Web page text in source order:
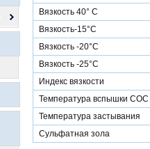
Вязкость 40° С
Вязкость-15°С
Вязкость -20°С
Вязкость -25°С
Индекс вязкости
Температура вспышки СОС
Температура застывания
Сульфатная зола